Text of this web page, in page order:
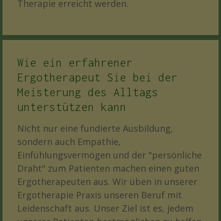
Therapie erreicht werden.
Wie ein erfahrener
Ergotherapeut Sie bei der
Meisterung des Alltags
unterstützen kann
Nicht nur eine fundierte Ausbildung,
sondern auch Empathie,
Einfühlungsvermögen und der "persönliche
Draht" zum Patienten machen einen guten
Ergotherapeuten aus. Wir üben in unserer
Ergotherapie Praxis unseren Beruf mit
Leidenschaft aus. Unser Ziel ist es, jedem